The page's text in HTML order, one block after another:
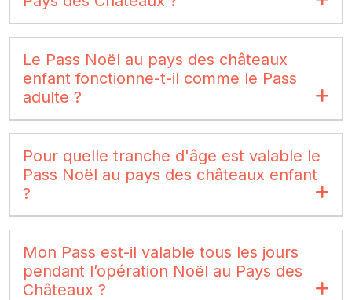
Le Pass Noël au pays des châteaux
enfant fonctionne-t-il comme le Pass
adulte ?
Pour quelle tranche d'âge est valable le
Pass Noël au pays des châteaux enfant
?
Mon Pass est-il valable tous les jours
pendant l’opération Noël au Pays des
Châteaux ?